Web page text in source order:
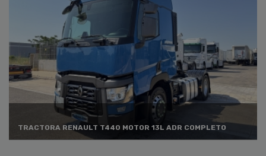
TRACTORA RENAULT T440 MOTOR 13L ADR COMPLETO